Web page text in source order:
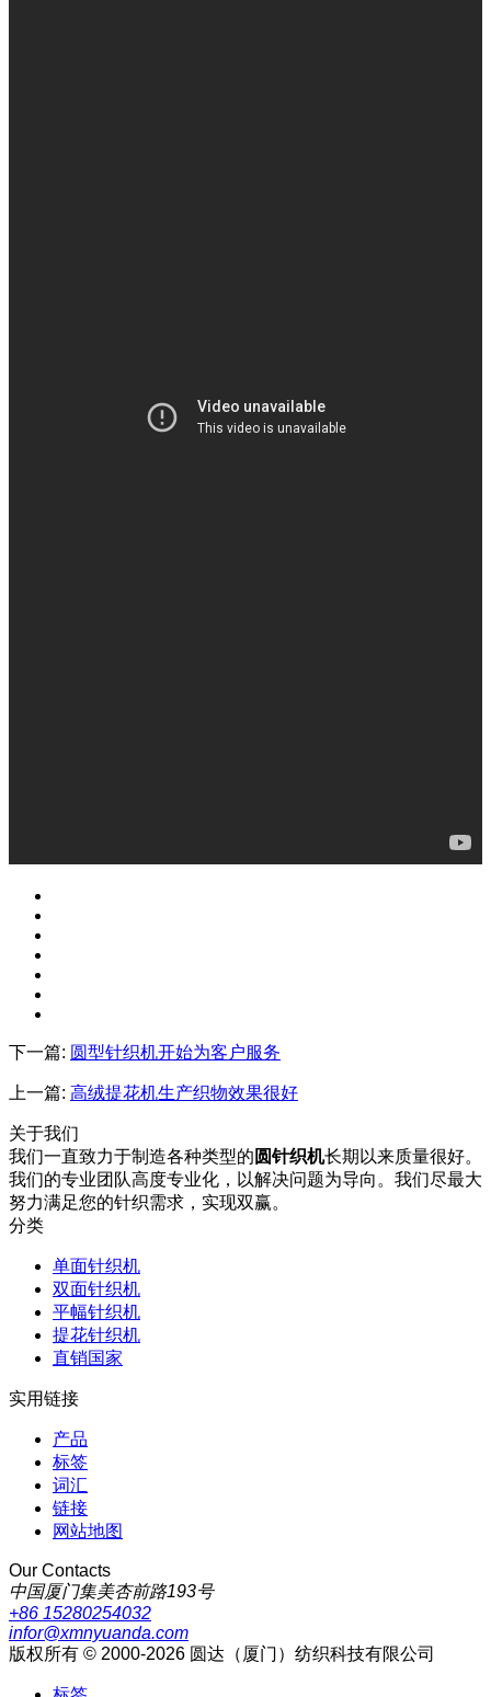
下一篇: 圆型针织机开始为客户服务
上一篇: 高绒提花机生产织物效果很好
关于我们
我们一直致力于制造各种类型的 圆针织机长期以来质量很好。
我们的专业团队高度专业化，以解决问题为导向。我们尽最大
努力满足您的针织需求，实现双赢。
分类
单面针织机
双面针织机
平幅针织机
提花针织机
直销国家
实用链接
产品
标签
词汇
链接
网站地图
Our Contacts
中国厦门集美杏前路193号
+86 15280254032
infor@xmnyuanda.com
版权所有 © 2000-2026 圆达（厦门）纺织科技有限公司